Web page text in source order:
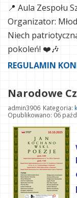
📍 Aula Zespołu
Organizator:
Niech
pokoleń! ❤️🎶
REGULAMIN
Narodowe
admin3906 Kategoria:
Opublikowano: 06